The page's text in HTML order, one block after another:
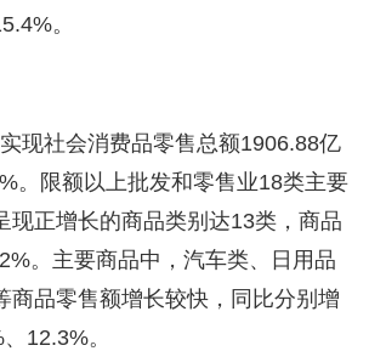
。
社会消费品零售总额1906.88亿
。限额以上批发和零售业18类主要
现正增长的商品类别达13类，商品
。主要商品中，汽车类、日用品
商品零售额增长较快，同比分别增
12.3%。